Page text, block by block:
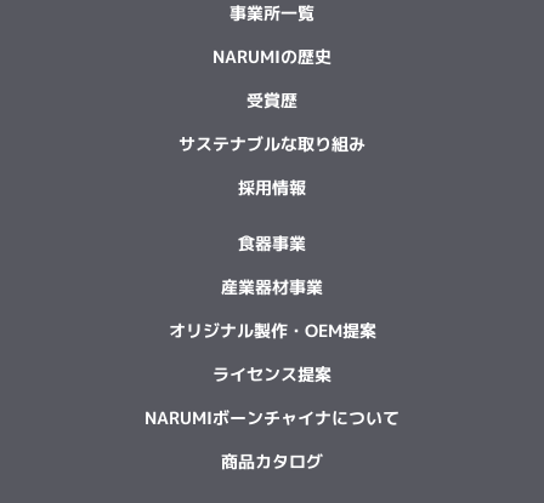
事業所一覧
NARUMIの歴史
受賞歴
サステナブルな取り組み
採用情報
食器事業
産業器材事業
オリジナル製作・OEM提案
ライセンス提案
NARUMIボーンチャイナについて
商品カタログ